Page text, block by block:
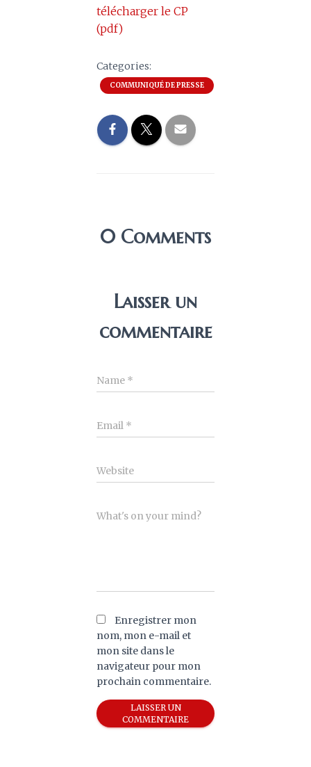
télécharger le CP
(pdf)
Categories:
COMMUNIQUÉ DE PRESSE
0 Comments
Laisser un
commentaire
Name *
Email *
Website
What's on your mind?
Enregistrer mon
nom, mon e-mail et
mon site dans le
navigateur pour mon
prochain commentaire.